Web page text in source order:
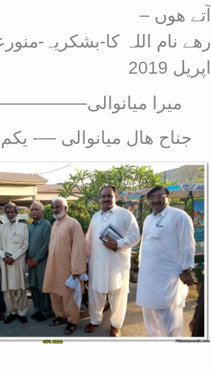
آتے ھوں –
اپریل 2019
میرا
جناح ھال میانوالی —- یکم